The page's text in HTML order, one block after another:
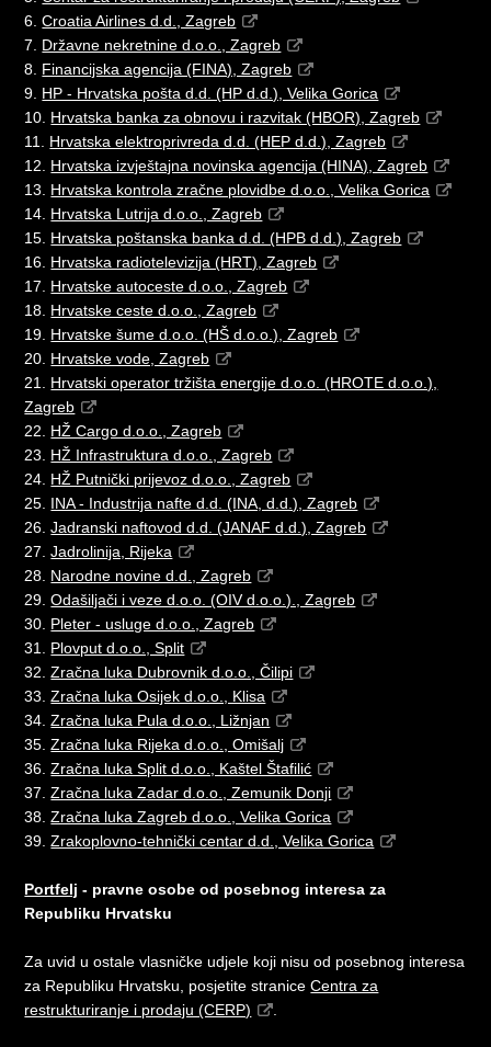
6.Croatia Airlines d.d., Zagreb
7. Državne nekretnine d.o.o., Zagreb
8. Financijska agencija (FINA), Zagreb
9. HP - Hrvatska pošta d.d. (HP d.d.), Velika Gorica
10. Hrvatska banka za obnovu i razvitak (HBOR), Zagreb
11. Hrvatska elektroprivreda d.d. (HEP d.d.), Zagreb
12. Hrvatska izvještajna novinska agencija (HINA), Zagreb
13. Hrvatska kontrola zračne plovidbe d.o.o., Velika Gorica
14. Hrvatska Lutrija d.o.o., Zagreb
15. Hrvatska poštanska banka d.d. (HPB d.d.), Zagreb
16. Hrvatska radiotelevizija (HRT), Zagreb
17. Hrvatske autoceste d.o.o., Zagreb
18. Hrvatske ceste d.o.o., Zagreb
19. Hrvatske šume d.o.o. (HŠ d.o.o.), Zagreb
20. Hrvatske vode, Zagreb
21. Hrvatski operator tržišta energije d.o.o. (HROTE d.o.o.),
Zagreb
22. HŽ Cargo d.o.o., Zagreb
23. HŽ Infrastruktura d.o.o., Zagreb
24. HŽ Putnički prijevoz d.o.o., Zagreb
25. INA - Industrija nafte d.d. (INA, d.d.), Zagreb
26.Jadranski naftovod d.d. (JANAF d.d.), Zagreb
27.Jadrolinija, Rijeka
28. Narodne novine d.d., Zagreb
29.Odašiljači i veze d.o.o. (OIV d.o.o.)., Zagreb
30. Pleter - usluge d.o.o., Zagreb
31. Plovput d.o.o., Split
32.Zračna luka Dubrovnik d.o.o., Čilipi
33.Zračna luka Osijek d.o.o., Klisa
34.Zračna luka Pula d.o.o., Ližnjan
35.Zračna luka Rijeka d.o.o., Omišalj
36.Zračna luka Split d.o.o., Kaštel Štafilić
37.Zračna luka Zadar d.o.o., Zemunik Donji
38.Zračna luka Zagreb d.o.o., Velika Gorica
39.Zrakoplovno-tehnički centar d.d., Velika Gorica
Portfelj - pravne osobe od posebnog interesa za
Republiku Hrvatsku
Za uvid u ostale vlasničke udjele koji nisu od posebnog interesa
za Republiku Hrvatsku, posjetite straniceCentra za
restrukturiranje i prodaju (CERP)